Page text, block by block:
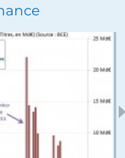
rien ici ! lol)
aux marchés aussi.
octobre 2011 » où la
(Olivier Berruyer »). Mais